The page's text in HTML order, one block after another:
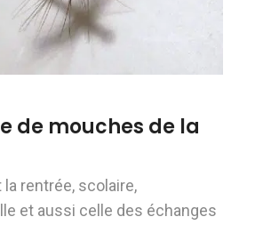
de mouches de la
la rentrée, scolaire,
et aussi celle des échanges